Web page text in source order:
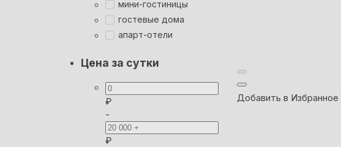
мини-гостиницы
гостевые дома
апарт-отели
Цена за сутки
₽
-
₽
Добавить в Избранное